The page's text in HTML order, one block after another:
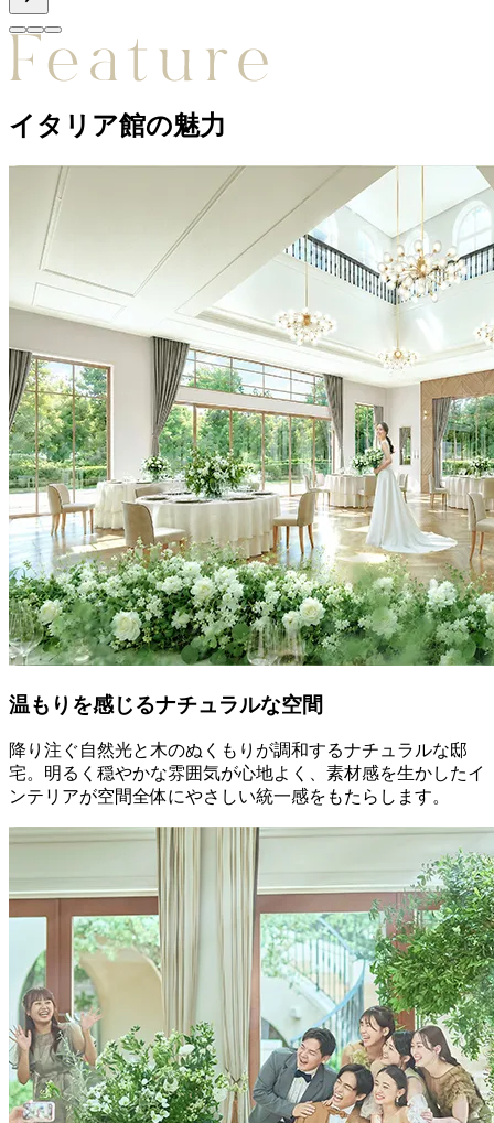
イタリア館の魅力
温もりを感じるナチュラルな空間
降り注ぐ自然光と木のぬくもりが調和するナチュラルな邸
宅。明るく穏やかな雰囲気が心地よく、素材感を生かしたイ
ンテリアが空間全体にやさしい統一感をもたらします。